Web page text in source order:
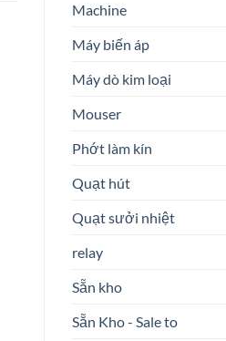
Machine
Máy biến áp
Máy dò kim loại
Mouser
Phớt làm kín
Quạt hút
Quạt sưởi nhiệt
relay
Sẵn kho
Sẵn Kho - Sale to